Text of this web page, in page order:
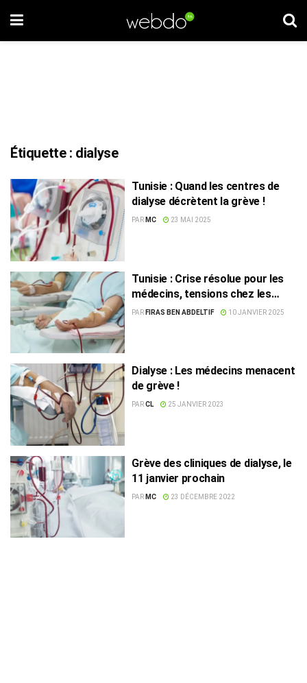
Étiquette : dialyse
Tunisie : Quand les centres de
dialyse décrètent la grève !
PAR MC 23 MAI 2025
Tunisie : Crise résolue pour les
médecins, tensions chez les
pharmaciens et dialyses
PAR FIRAS BEN ABDELTIF 10 JANVIER 2025
Dialyse : Les médecins menacent
de grève !
PARCL 25 JANVIER 2023
Grève des cliniques de dialyse, le
11 janvier prochain
PAR MC 23 DÉCEMBRE 2022